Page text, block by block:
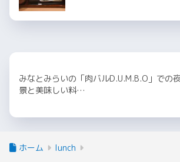
みなとみらいの「肉バルD.U.M.B.O」での
景と美味しい料…
ホーム lunch